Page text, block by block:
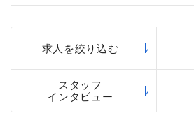
求人を絞り込む
スタッフ
インタビュー